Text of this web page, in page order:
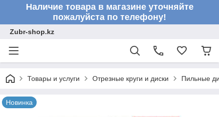
Наличие товара в магазине уточняйте
пожалуйста по телефону!
Zubr-shop.kz
Товары и услуги Отрезные круги и диски Пильные
Новинка